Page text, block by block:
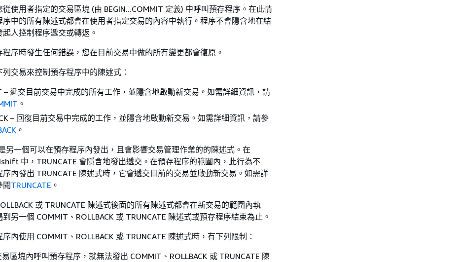
使用者指定的交易區塊 (由 BEGIN...COMMIT 定義) 中呼叫預存程序。在此情
序中的所有陳述式都會在使用者指定交易的內容中執行。程序不會隱含地在結
人控制程序遞交或轉返。
序時發生任何錯誤，您在目前交易中做的所有變更都會復原。
交易來控制預存程序中的陳述式：
– 遞交目前交易中完成的所有工作，並隱含地啟動新交易。如需詳細資訊，請
。
– 回復目前交易中完成的工作，並隱含地啟動新交易。如需詳細資訊，請參
。
另一個可以在預存程序內發出，且會影響交易管理作業的的陳述式。在
中，TRUNCATE 會隱含地發出遞交。在預存程序的範圍內，此行為不
內發出 TRUNCATE 陳述式時，它會遞交目前的交易並啟動新交易。如需詳
閱TRUNCATE 。
或 TRUNCATE 陳述式後面的所有陳述式都會在新交易的範圍內執
另一個 COMMIT、ROLLBACK 或 TRUNCATE 陳述式或預存程序結束為止。
內使用 COMMIT、ROLLBACK 或 TRUNCATE 陳述式時，有下列限制：
區塊內呼叫預存程序，就無法發出 COMMIT、ROLLBACK 或 TRUNCATE 陳